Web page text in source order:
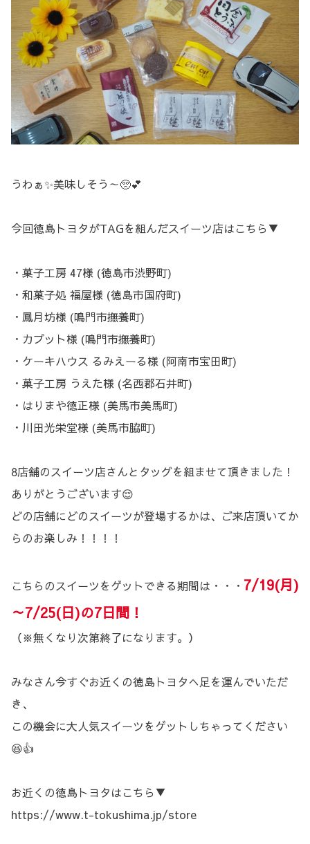
うわぁ✨美味しそう～🥺💕
今回徳島トヨタがTAGを組んだスイーツ店はこちら▼
・菓子工房 47様 (徳島市渋野町)
・和菓子処 福屋様 (徳島市国府町)
・鳳月坊様 (鳴門市撫養町)
・カプット様 (鳴門市撫養町)
・ケーキハウス るみえーる様 (阿南市宝田町)
・菓子工房 うえた様 (名西郡石井町)
・はりまや徳正様 (美馬市美馬町)
・川田光栄堂様 (美馬市脇町)
8店舗のスイーツ店さんとタッグを組ませて頂きました！
ありがとうございます😌
どの店舗にどのスイーツが登場するかは、ご来店頂いてか
らのお楽しみ！！！！
こちらのスイーツをゲットできる期間は・・・ 7/19(月)
～7/25(日)の7日間！
（※無くなり次第終了になります。）
みなさん今すぐお近くの徳島トヨタへ足を運んでいただ
き、
この機会に大人気スイーツをゲットしちゃってください
😆👍
お近くの徳島トヨタはこちら▼
https://www.t-tokushima.jp/store